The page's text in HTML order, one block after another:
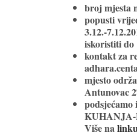
broj mjesta
popusti
3.12.-
iskoristiti do
kontaktza
mjesto
Antunovac
Više na